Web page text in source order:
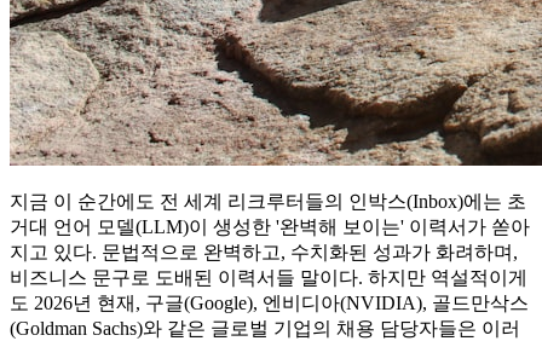
지금 이 순간에도 전 세계 리크루터들의 인박스(Inbox)에는 초
거대 언어 모델(LLM)이 생성한 '완벽해 보이는' 이력서가 쏟아
지고 있다. 문법적으로 완벽하고, 수치화된 성과가 화려하며,
비즈니스 문구로 도배된 이력서들 말이다. 하지만 역설적이게
도 2026년 현재, 구글(Google), 엔비디아(NVIDIA), 골드만삭스
(Goldman Sachs)와 같은 글로벌 기업의 채용 담당자들은 이러